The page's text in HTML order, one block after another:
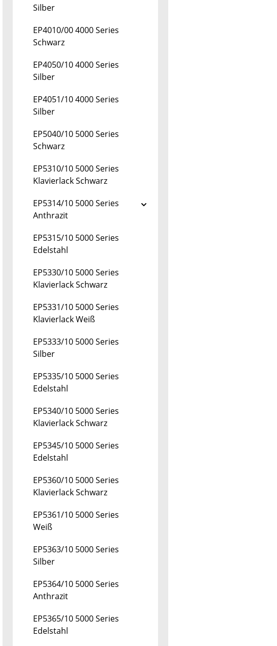
Silber
EP4010/00 4000 Series
Schwarz
EP4050/10 4000 Series
Silber
EP4051/10 4000 Series
Silber
EP5040/10 5000 Series
Schwarz
EP5310/10 5000 Series
Klavierlack Schwarz
EP5314/10 5000 Series
Anthrazit
EP5315/10 5000 Series
Edelstahl
EP5330/10 5000 Series
Klavierlack Schwarz
EP5331/10 5000 Series
Klavierlack Weiß
EP5333/10 5000 Series
Silber
EP5335/10 5000 Series
Edelstahl
EP5340/10 5000 Series
Klavierlack Schwarz
EP5345/10 5000 Series
Edelstahl
EP5360/10 5000 Series
Klavierlack Schwarz
EP5361/10 5000 Series
Weiß
EP5363/10 5000 Series
Silber
EP5364/10 5000 Series
Anthrazit
EP5365/10 5000 Series
Edelstahl